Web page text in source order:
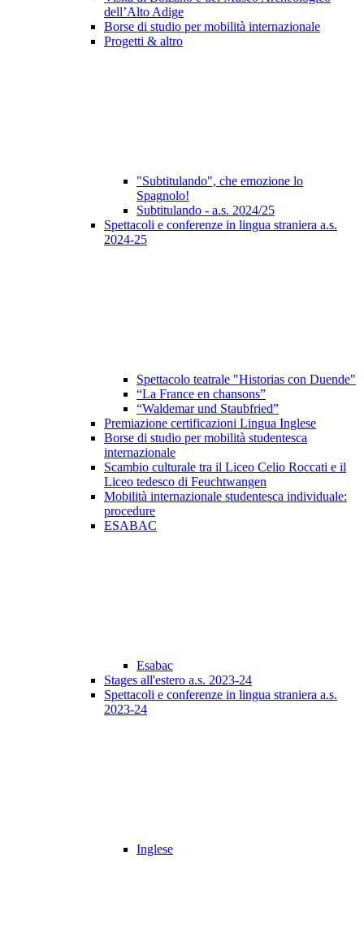
dell’Alto Adige
Borse di studio per mobilità internazionale
Progetti & altro
"Subtitulando", che emozione lo
Spagnolo!
Subtitulando - a.s. 2024/25
Spettacoli e conferenze in lingua straniera a.s.
2024-25
Spettacolo teatrale "Historias con Duende"
“La France en chansons”
“Waldemar und Staubfried”
Premiazione certificazioni Lingua Inglese
Borse di studio per mobilità studentesca
internazionale
Scambio culturale tra il Liceo Celio Roccati e il
Liceo tedesco di Feuchtwangen
Mobilità internazionale studentesca individuale:
procedure
ESABAC
Esabac
Stages all'estero a.s. 2023-24
Spettacoli e conferenze in lingua straniera a.s.
2023-24
Inglese